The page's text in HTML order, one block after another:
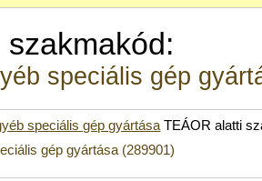
speciális gép
speciális gép gyártása TEÁOR alatti
gép gyártása (289901)